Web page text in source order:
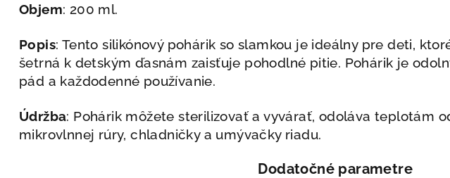
Objem: 200 ml.
Popis: Tento silikónový pohárik so slamkou je ideálny pre deti,
šetrná k detským ďasnám zaisťuje pohodlné pitie. Pohárik je
pád a každodenné používanie.
Údržba: Pohárik môžete sterilizovať a vyvárať, odoláva teplotám
mikrovlnnej rúry, chladničky a umývačky riadu.
Dodatočné parametre